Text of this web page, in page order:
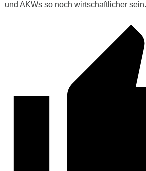
und AKWs so noch wirtschaftlicher sein.